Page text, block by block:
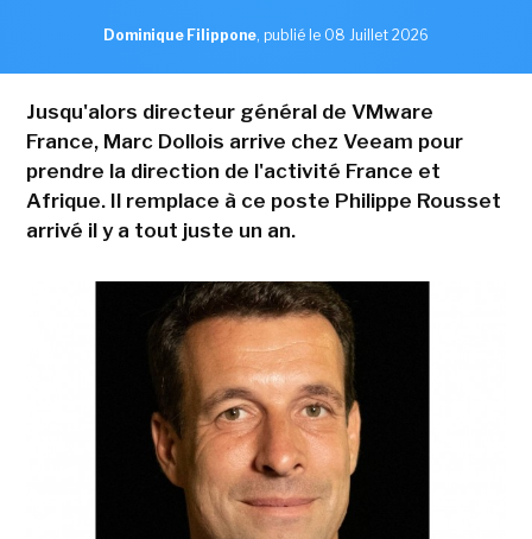
Dominique Filippone, publié le 08 Juillet 2026
Jusqu'alors directeur général de VMware
France, Marc Dollois arrive chez Veeam pour
prendre la direction de l'activité France et
Afrique. Il remplace à ce poste Philippe Rousset
arrivé il y a tout juste un an.